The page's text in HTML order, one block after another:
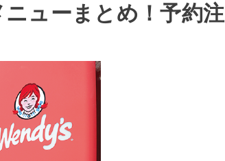
ューまとめ！予約注